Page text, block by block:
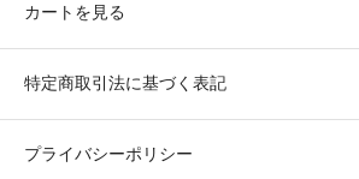
カートを見る
特定商取引法に基づく表記
プライバシーポリシー